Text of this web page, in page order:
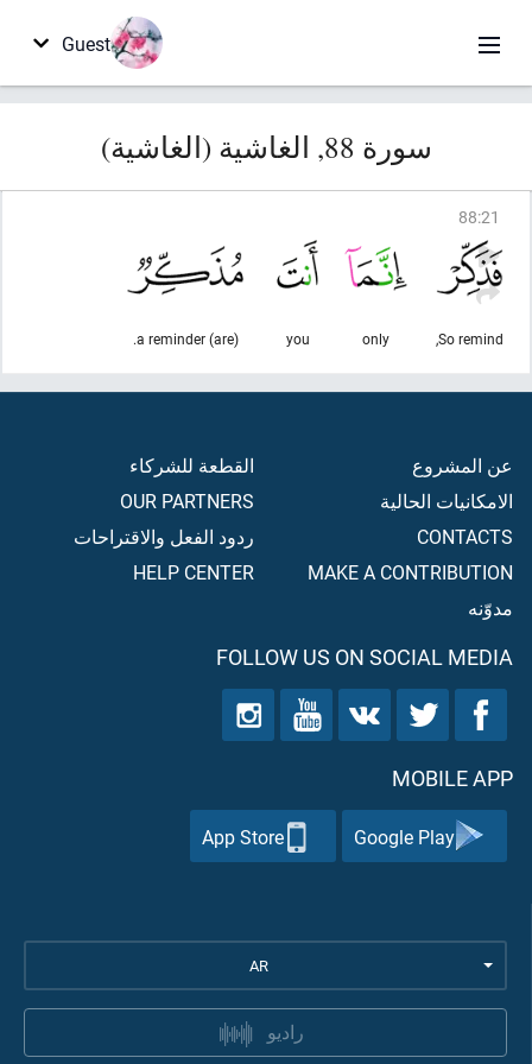
Guest
سورة 88, الغاشية (الغاشية)
88:21
So remind,
only
you
(are) a reminder.
عن المشروع
الامكانيات الحالية
CONTACTS
MAKE A CONTRIBUTION
مدوّنه
القطعة للشركاء
OUR PARTNERS
ردود الفعل والاقتراحات
HELP CENTER
FOLLOW US ON SOCIAL MEDIA
MOBILE APP
Google Play
App Store
AR
راديو